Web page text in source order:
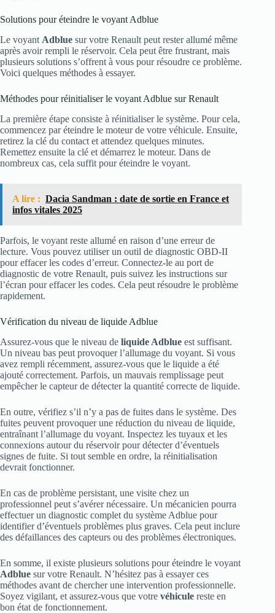
Solutions pour éteindre le voyant Adblue
Le voyant Adblue sur votre Renault peut rester allumé même
après avoir rempli le réservoir. Cela peut être frustrant, mais
plusieurs solutions s’offrent à vous pour résoudre ce problème.
Voici quelques méthodes à essayer.
Méthodes pour réinitialiser le voyant Adblue sur Renault
La première étape consiste à réinitialiser le système. Pour cela,
commencez par éteindre le moteur de votre véhicule. Ensuite,
retirez la clé du contact et attendez quelques minutes.
Remettez ensuite la clé et démarrez le moteur. Dans de
nombreux cas, cela suffit pour éteindre le voyant.
A lire : Dacia Sandman : date de sortie en France et
infos vitales 2025
Parfois, le voyant reste allumé en raison d’une erreur de
lecture. Vous pouvez utiliser un outil de diagnostic OBD-II
pour effacer les codes d’erreur. Connectez-le au port de
diagnostic de votre Renault, puis suivez les instructions sur
l’écran pour effacer les codes. Cela peut résoudre le problème
rapidement.
Vérification du niveau de liquide Adblue
Assurez-vous que le niveau de liquide Adblue est suffisant.
Un niveau bas peut provoquer l’allumage du voyant. Si vous
avez rempli récemment, assurez-vous que le liquide a été
ajouté correctement. Parfois, un mauvais remplissage peut
empêcher le capteur de détecter la quantité correcte de liquide.
En outre, vérifiez s’il n’y a pas de fuites dans le système. Des
fuites peuvent provoquer une réduction du niveau de liquide,
entraînant l’allumage du voyant. Inspectez les tuyaux et les
connexions autour du réservoir pour détecter d’éventuels
signes de fuite. Si tout semble en ordre, la réinitialisation
devrait fonctionner.
En cas de problème persistant, une visite chez un
professionnel peut s’avérer nécessaire. Un mécanicien pourra
effectuer un diagnostic complet du système Adblue pour
identifier d’éventuels problèmes plus graves. Cela peut inclure
des défaillances des capteurs ou des problèmes électroniques.
En somme, il existe plusieurs solutions pour éteindre le voyant
Adblue sur votre Renault. N’hésitez pas à essayer ces
méthodes avant de chercher une intervention professionnelle.
Soyez vigilant, et assurez-vous que votre véhicule reste en
bon état de fonctionnement.